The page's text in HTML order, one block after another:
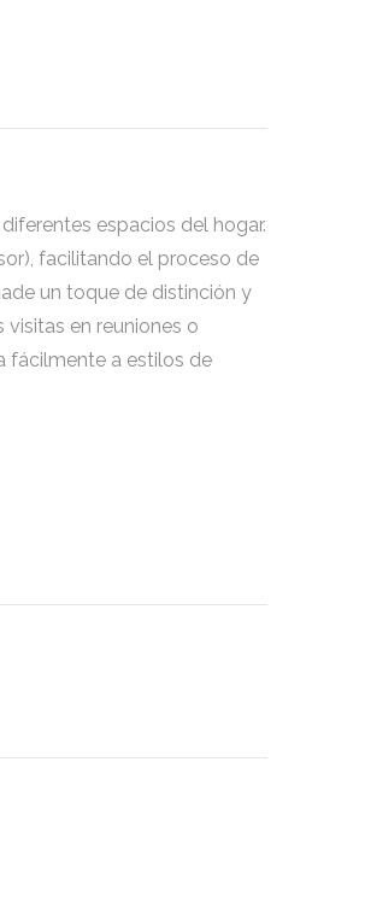
espacios del hogar.
facilitando el proceso de
un toque de distinción y
en reuniones o
fácilmente a estilos de